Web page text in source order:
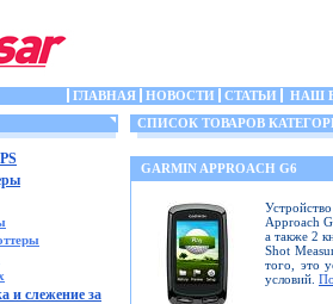
ГЛАВНАЯ НОВОСТИ СТАТЬИ НАШ
и слежение за
СПИСОК ТОВАРОВ
GARMIN APPROACH G6
Approach
а также 2
Shot
того, это
условий.